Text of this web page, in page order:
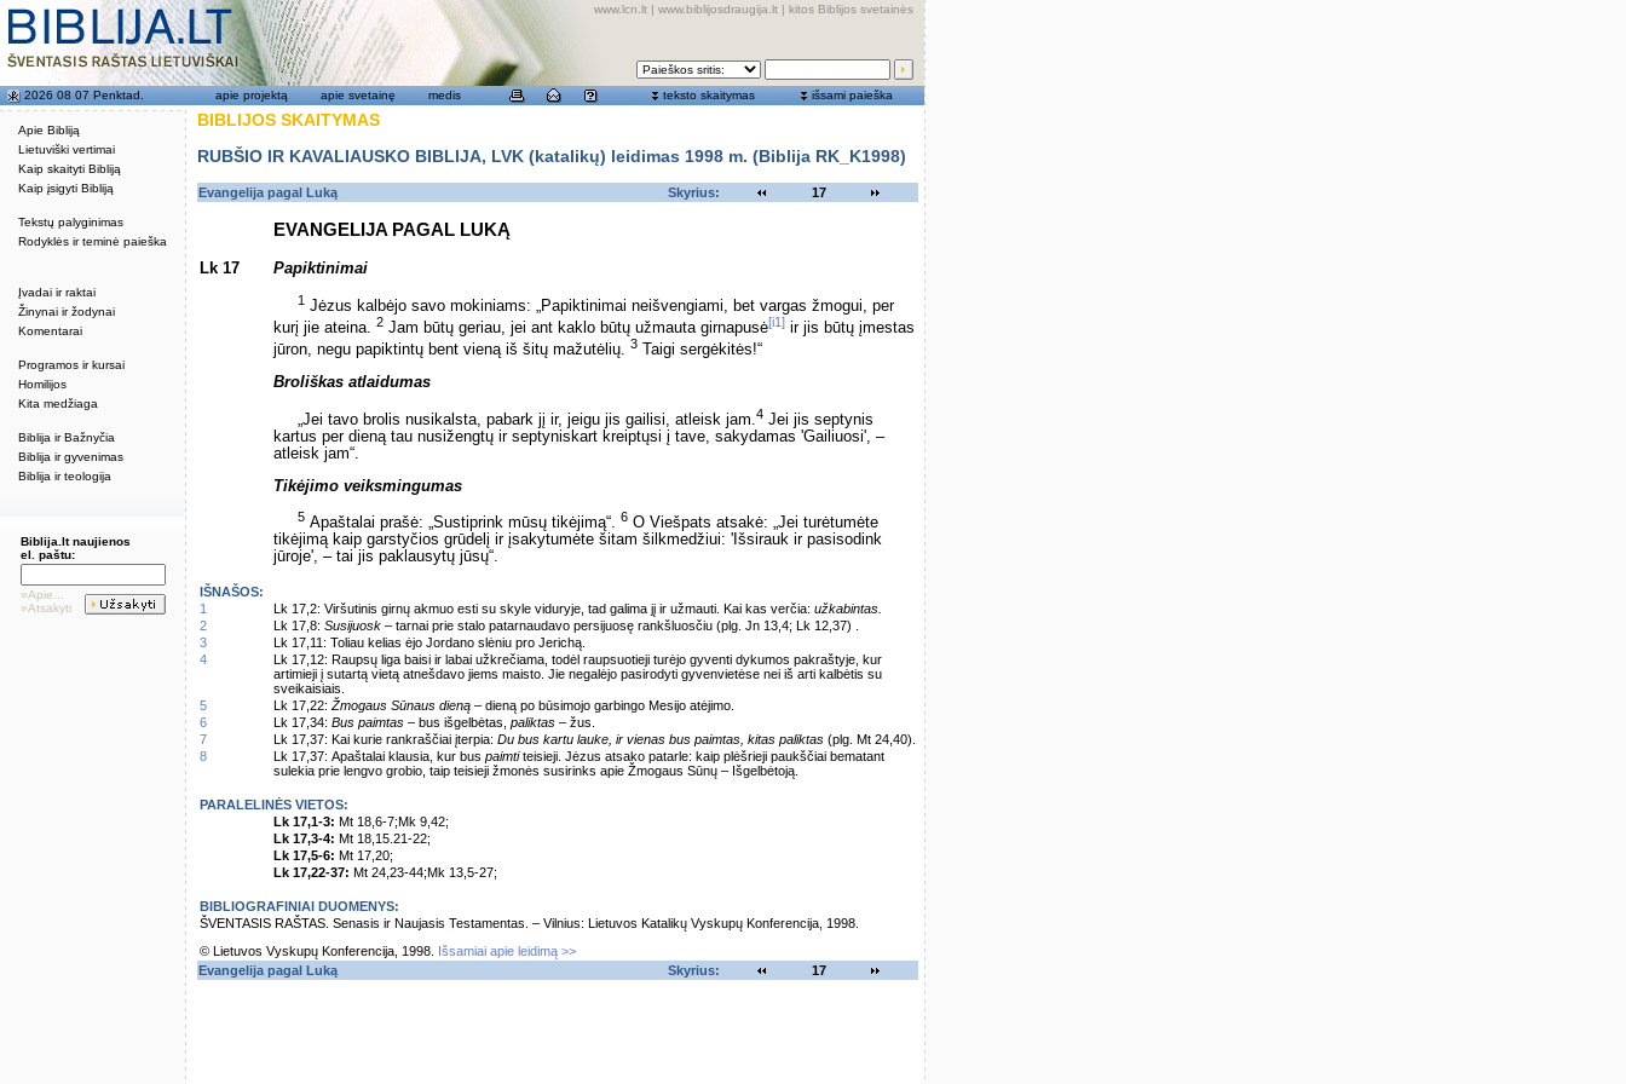
Apie Bibliją
Lietuviški vertimai
Kaip skaityti Bibliją
Kaip įsigyti Bibliją
Tekstų palyginimas
Rodyklės ir teminė paieška
Įvadai ir raktai
Žinynai ir žodynai
Komentarai
Programos ir kursai
Homilijos
Kita medžiaga
Biblija ir Bažnyčia
Biblija ir gyvenimas
Biblija ir teologija
www.lcn.lt | www.biblijosdraugija.lt | kitos Biblijos svetainės
2026 08 07 Penktad. apie projektą apie svetainę medis teksto skaitymas išsami paieška
Biblija.lt naujienos
el. paštu:
»Apie...
»Atsakyti
BIBLIJOS SKAITYMAS
RUBŠIO IR KAVALIAUSKO BIBLIJA, LVK (katalikų) leidimas 1998 m. (Biblija RK_K1998)
Evangelija pagal Luką Skyrius: 17
EVANGELIJA PAGAL LUKĄ
Lk 17 Papiktinimai
1 Jėzus kalbėjo savo mokiniams: „Papiktinimai neišvengiami, bet vargas žmogui, per
kurį jie ateina. 2 Jam būtų geriau, jei ant kaklo būtų užmauta girnapusė[i1] ir jis būtų įmestas
jūron, negu papiktintų bent vieną iš šitų mažutėlių. 3 Taigi sergėkitės!“
Broliškas atlaidumas
„Jei tavo brolis nusikalsta, pabark jį ir, jeigu jis gailisi, atleisk jam.4 Jei jis septynis
kartus per dieną tau nusižengtų ir septyniskart kreiptųsi į tave, sakydamas 'Gailiuosi', –
atleisk jam“.
Tikėjimo veiksmingumas
5 Apaštalai prašė: „Sustiprink mūsų tikėjimą“. 6 O Viešpats atsakė: „Jei turėtumėte
tikėjimą kaip garstyčios grūdelį ir įsakytumėte šitam šilkmedžiui: 'Išsirauk ir pasisodink
jūroje', – tai jis paklausytų jūsų“.
IŠNAŠOS:
1
Lk 17,2: Viršutinis girnų akmuo esti su skyle viduryje, tad galima jį ir užmauti. Kai kas verčia: užkabintas.
2
Lk 17,8: Susijuosk – tarnai prie stalo patarnaudavo persijuosę rankšluosčiu (plg. Jn 13,4; Lk 12,37) .
3
Lk 17,11: Toliau kelias ėjo Jordano slėniu pro Jerichą.
4
Lk 17,12: Raupsų liga baisi ir labai užkrečiama, todėl raupsuotieji turėjo gyventi dykumos pakraštyje, kur
artimieji į sutartą vietą atnešdavo jiems maisto. Jie negalėjo pasirodyti gyvenvietėse nei iš arti kalbėtis su
sveikaisiais.
5
Lk 17,22: Žmogaus Sūnaus dieną – dieną po būsimojo garbingo Mesijo atėjimo.
6
Lk 17,34: Bus paimtas – bus išgelbėtas, paliktas – žus.
7
Lk 17,37: Kai kurie rankraščiai įterpia: Du bus kartu lauke, ir vienas bus paimtas, kitas paliktas (plg. Mt 24,40).
8
Lk 17,37: Apaštalai klausia, kur bus paimtiteisieji. Jėzus atsako patarle: kaip plėšrieji paukščiai bematant
sulekia prie lengvo grobio, taip teisieji žmonės susirinks apie Žmogaus Sūnų – Išgelbėtoją.
PARALELINĖS VIETOS:
Lk 17,1-3: Mt 18,6-7;Mk 9,42;
Lk 17,3-4: Mt 18,15.21-22;
Lk 17,5-6: Mt 17,20;
Lk 17,22-37: Mt 24,23-44;Mk 13,5-27;
BIBLIOGRAFINIAI DUOMENYS:
ŠVENTASIS RAŠTAS. Senasis ir Naujasis Testamentas. – Vilnius: Lietuvos Katalikų Vyskupų Konferencija, 1998.
© Lietuvos Vyskupų Konferencija, 1998.
Išsamiai apie leidimą >>
Evangelija pagal Luką
Skyrius: 17